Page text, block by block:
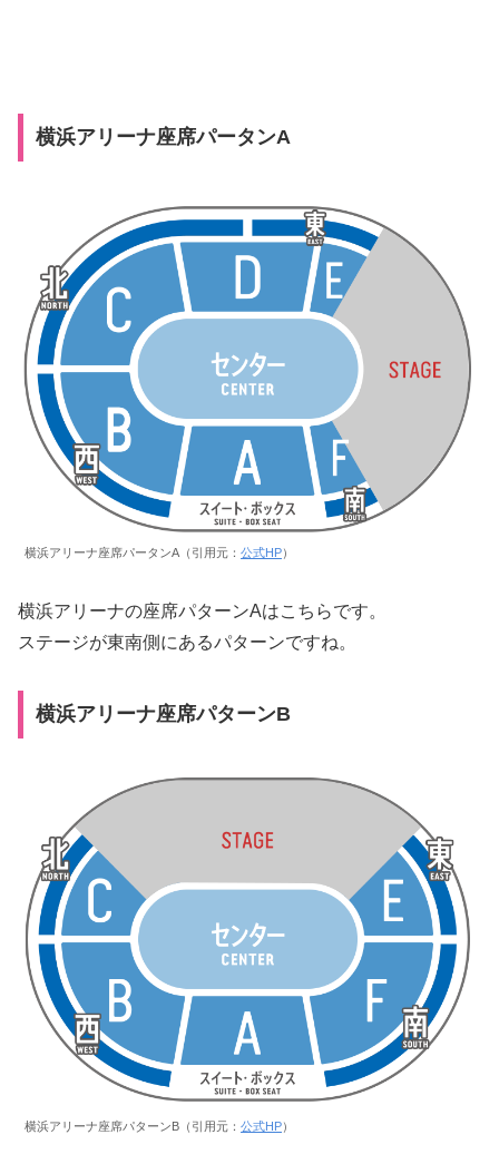
横浜アリーナ座席パータンA
横浜アリーナ座席パータンA（引用元： 公式HP）
横浜アリーナの座席パターンAはこちらです。
ステージが東南側にあるパターンですね。
横浜アリーナ座席パターンB
横浜アリーナ座席パターンB（引用元： 公式HP）